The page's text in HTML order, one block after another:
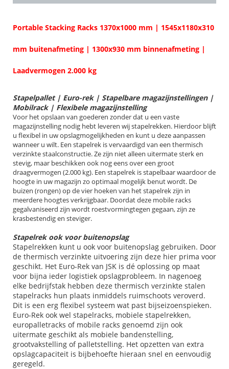
Portable Stacking Racks 1370x1000 mm | 1545x1180x310
mm buitenafmeting | 1300x930 mm binnenafmeting |
Laadvermogen 2.000 kg
Stapelpallet | Euro-rek | Stapelbare magazijnstellingen |
Mobilrack | Flexibele magazijnstelling
Voor het opslaan van goederen zonder dat u een vaste
magazijnstelling nodig hebt leveren wij stapelrekken. Hierdoor blijft
u flexibel in uw opslagmogelijkheden en kunt u deze aanpassen
wanneer u wilt. Een stapelrek is vervaardigd van een thermisch
verzinkte staalconstructie. Ze zijn niet alleen uitermate sterk en
stevig, maar beschikken ook nog eens over een groot
draagvermogen (2.000 kg). Een stapelrek is stapelbaar waardoor de
hoogte in uw magazijn zo optimaal mogelijk benut wordt. De
buizen (rongen) op de vier hoeken van het stapelrek zijn in
meerdere hoogtes verkrijgbaar. Doordat deze mobile racks
gegalvaniseerd zijn wordt roestvormingtegen gegaan, zijn ze
krasbestendig en steviger.
Stapelrek ook voor buitenopslag
Stapelrekken kunt u ook voor buitenopslag gebruiken. Door
de thermisch verzinkte uitvoering zijn deze hier prima voor
geschikt. Het Euro-Rek van JSK is dé oplossing op maat
voor bijna ieder logistiek opslagprobleem. In nagenoeg
elke bedrijfstak hebben deze thermisch verzinkte stalen
stapelracks hun plaats inmiddels ruimschoots veroverd.
Dit is een erg flexibel systeem wat past bijseizoenspieken.
Euro-Rek ook wel stapelracks, mobiele stapelrekken,
europalletracks of mobile racks genoemd zijn ook
uitermate geschikt als mobiele bandenstelling,
grootvakstelling of palletstelling. Het opzetten van extra
opslagcapaciteit is bijbehoefte hieraan snel en eenvoudig
geregeld.